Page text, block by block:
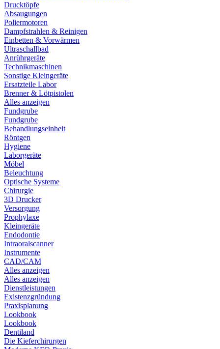
Drucktöpfe
Absaugungen
Poliermotoren
Dampfstrahlen & Reinigen
Einbetten & Vorwärmen
Ultraschallbad
Anrührgeräte
Technikmaschinen
Sonstige Kleingeräte
Ersatzteile Labor
Brenner & Lötpistolen
Alles anzeigen
Fundgrube
Fundgrube
Behandlungseinheit
Röntgen
Hygiene
Laborgeräte
Möbel
Beleuchtung
Optische Systeme
Chirurgie
3D Drucker
Versorgung
Prophylaxe
Kleingeräte
Endodontie
Intraoralscanner
Instrumente
CAD/CAM
Alles anzeigen
Alles anzeigen
Dienstleistungen
Existenzgründung
Praxisplanung
Lookbook
Lookbook
Dentiland
Die Kieferchirurgen